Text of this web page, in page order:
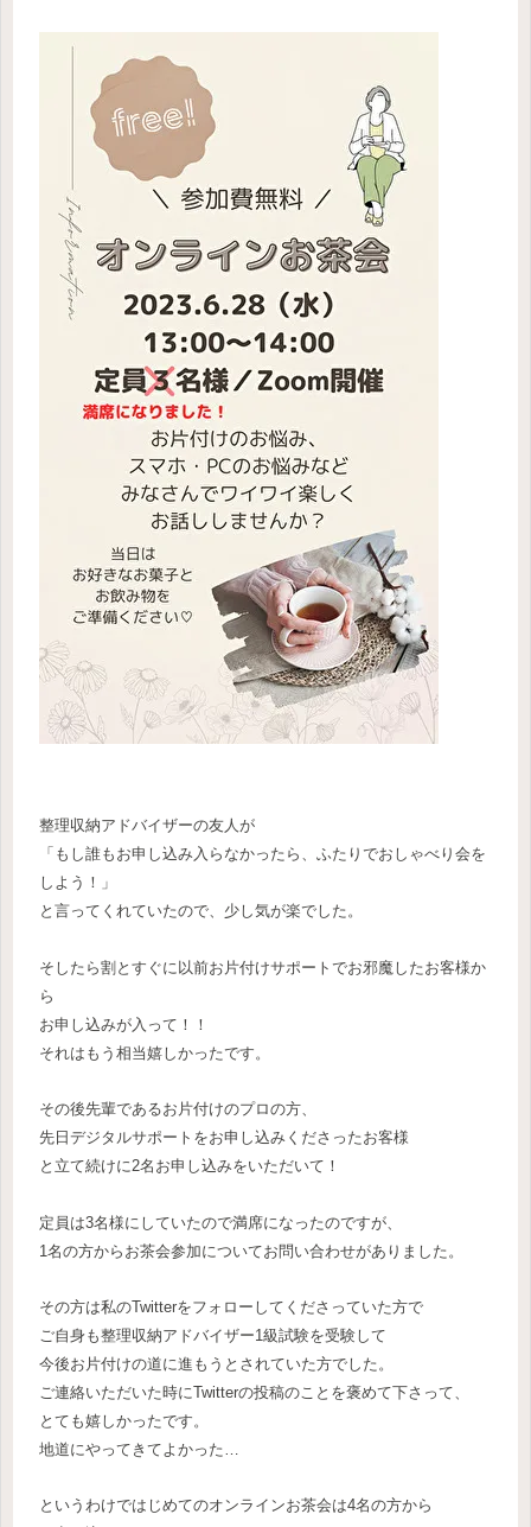
整理収納アドバイザーの友人が
「もし誰もお申し込み入らなかったら、ふたりでおしゃべり会を
しよう！」
と言ってくれていたので、少し気が楽でした。
そしたら割とすぐに以前お片付けサポートでお邪魔したお客様か
ら
お申し込みが入って！！
それはもう相当嬉しかったです。
その後先輩であるお片付けのプロの方、
先日デジタルサポートをお申し込みくださったお客様
と立て続けに2名お申し込みをいただいて！
定員は3名様にしていたので満席になったのですが、
1名の方からお茶会参加についてお問い合わせがありました。
その方は私のTwitterをフォローしてくださっていた方で
ご自身も整理収納アドバイザー1級試験を受験して
今後お片付けの道に進もうとされていた方でした。
ご連絡いただいた時にTwitterの投稿のことを褒めて下さって、
とても嬉しかったです。
地道にやってきてよかった…
というわけではじめてのオンラインお茶会は4名の方から